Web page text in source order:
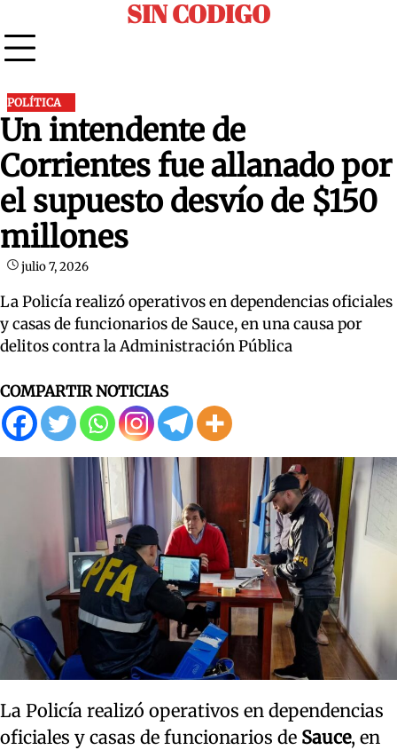
to
content
SIN CODIGO
POLÍTICA
Un intendente de
Corrientes fue allanado por
el supuesto desvío de $150
millones
julio 7, 2026
La Policía realizó operativos en dependencias oficiales
y casas de funcionarios de Sauce, en una causa por
delitos contra la Administración Pública
COMPARTIR NOTICIAS
La Policía realizó operativos en dependencias
oficiales y casas de funcionarios de Sauce, en